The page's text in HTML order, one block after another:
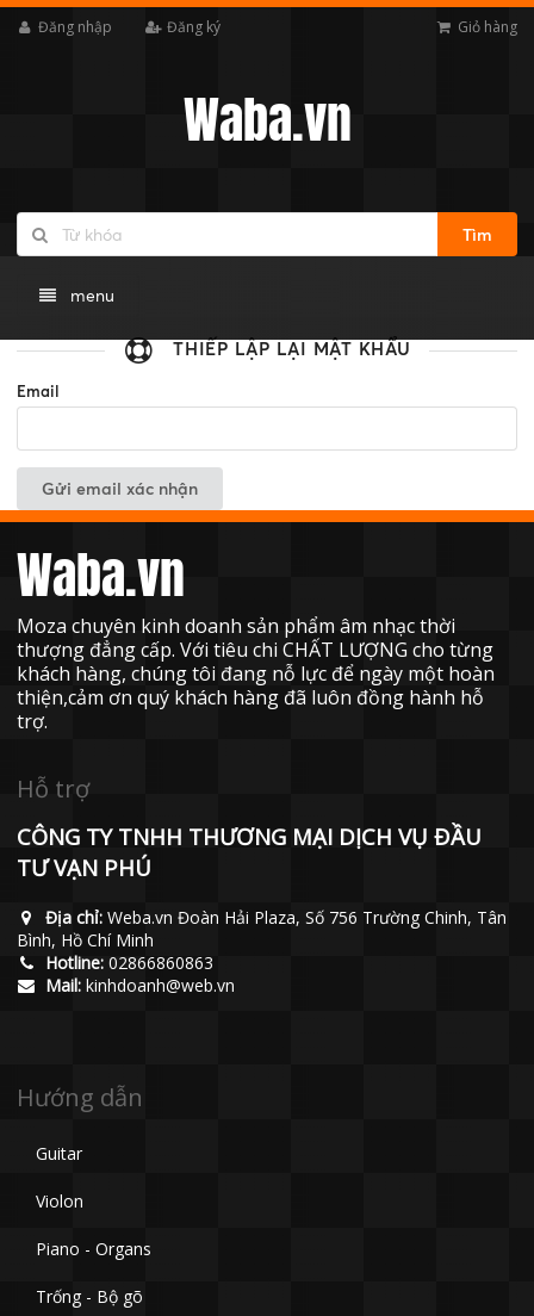
Đăng nhập Đăng ký Giỏ hàng
Waba.vn
Tìm
menu
THIẾP LẬP LẠI MẬT KHẨU
Email
Gửi email xác nhận
Waba.vn
Moza chuyên kinh doanh sản phẩm âm nhạc thời
thượng đẳng cấp. Với tiêu chi CHẤT LƯỢNG cho từng
khách hàng, chúng tôi đang nỗ lực để ngày một hoàn
thiện,cảm ơn quý khách hàng đã luôn đồng hành hỗ
trợ.
Hỗ trợ
CÔNG TY TNHH THƯƠNG MẠI DỊCH VỤ ĐẦU
TƯ VẠN PHÚ
Địa chỉ:Weba.vn Đoàn Hải Plaza, Số 756 Trường Chinh, Tân
Bình, Hồ Chí Minh
Hotline: 02866860863
Mail: kinhdoanh@web.vn
Hướng dẫn
Guitar
Violon
Piano - Organs
Trống - Bộ gõ